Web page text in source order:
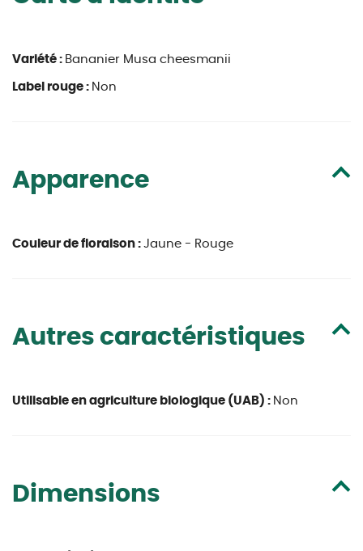
Variété : Bananier Musa cheesmanii
Label rouge : Non
Apparence
Couleur de floraison : Jaune - Rouge
Autres caractéristiques
Utilisable en agriculture biologique (UAB) : Non
Dimensions